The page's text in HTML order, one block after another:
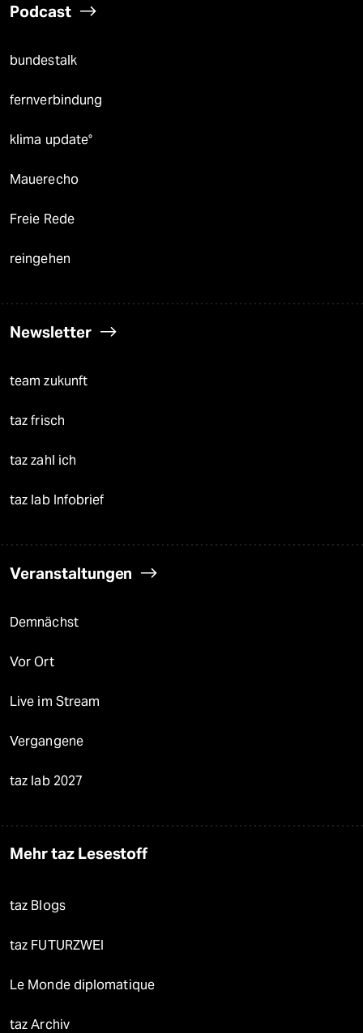
Podcast
bundestalk
fernverbindung
klima update°
Mauerecho
Freie Rede
reingehen
Newsletter
team zukunft
taz frisch
taz zahl ich
taz lab Infobrief
Veranstaltungen
Demnächst
Vor Ort
Live im Stream
Vergangene
taz lab 2027
Mehr taz Lesestoff
taz Blogs
taz FUTURZWEI
Le Monde diplomatique
taz Archiv